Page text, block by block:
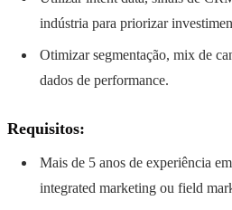
indústria para priorizar
Otimizar segmentação, mix de
dados de performance.
Requisitos:
Mais de 5 anos de experiência
integrated marketing ou field